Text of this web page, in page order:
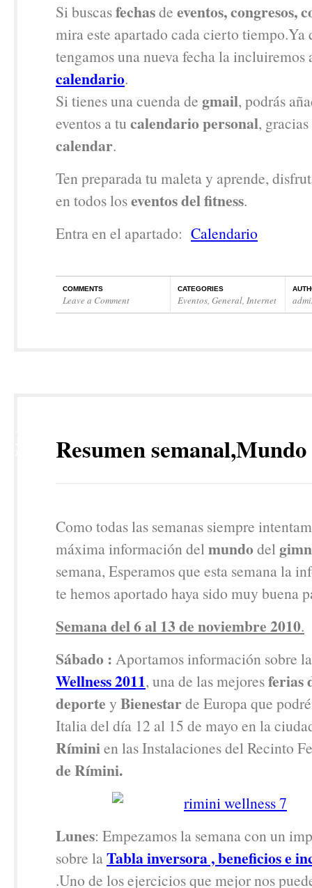
Si buscasfechasde eventos, congresos,
mira este apartado cada cierto tiempo.Ya
tengamos una nueva fecha la incluiremos
calendario.
Si tienes una cuenda de gmail, podrás
eventos a tu calendario personal,
calendar.
Ten preparada tu maleta y aprende,
en todos loseventos del fitness.
Entra en el apartado: Calendario
COMMENTS
Leave a Comment
CATEGORIES
Eventos, General, Internet
Resumen
Como todas las semanas siempre
máxima información delmundodel
semana, Esperamos que esta semana la
te hemos aportado haya sido muy buena
Semana del 6 al 13 de noviembre 2010.
Sábado : Aportamos información sobre
Wellness 2011, una de las mejoresferias
deporte y Bienestarde Europa que
Italia del día 12 al 15 de mayo en la
Ríminien las Instalaciones del Recinto
de Rímini.
Lunes: Empezamos la semana con un
sobre laTabla inversora , beneficios e
.Uno de los ejercicios que mejor nos